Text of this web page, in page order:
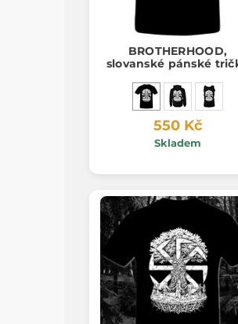
BROTHERHOOD,
slovanské pánské
550 Kč
Skladem